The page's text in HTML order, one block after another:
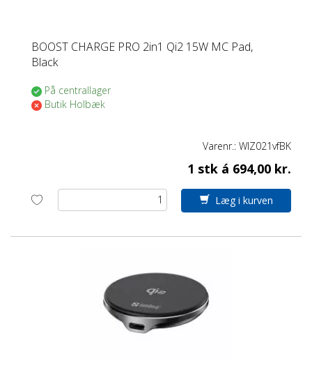
BOOST CHARGE PRO 2in1 Qi2 15W MC Pad,
Black
På centrallager
Butik Holbæk
Varenr.: WIZ021vfBK
1 stk á 694,00 kr.
Læg i kurven